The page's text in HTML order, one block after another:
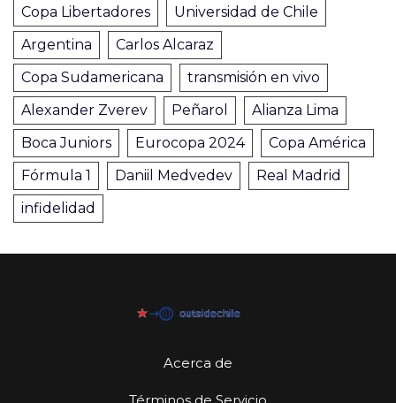
Copa Libertadores
Universidad de Chile
Argentina
Carlos Alcaraz
Copa Sudamericana
transmisión en vivo
Alexander Zverev
Peñarol
Alianza Lima
Boca Juniors
Eurocopa 2024
Copa América
Fórmula 1
Daniil Medvedev
Real Madrid
infidelidad
Acerca de